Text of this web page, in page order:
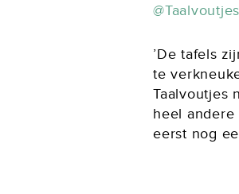
@Taalvoutjes
’De tafels
te
Taalvoutjes
heel
eerst nog